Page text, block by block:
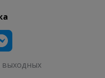
выходных